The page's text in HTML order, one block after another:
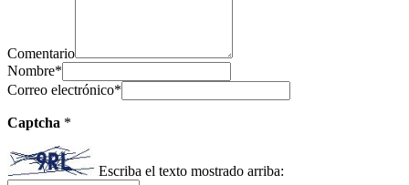
Comentario
Nombre*
Correo electrónico*
Captcha *
Escriba el texto mostrado arriba: